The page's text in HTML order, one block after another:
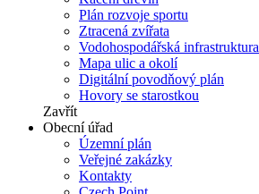
Plán rozvoje sportu
Ztracená zvířata
Vodohospodářská infrastruktura
Mapa ulic a okolí
Digitální povodňový plán
Hovory se starostkou
Zavřít
Obecní úřad
Územní plán
Veřejné zakázky
Kontakty